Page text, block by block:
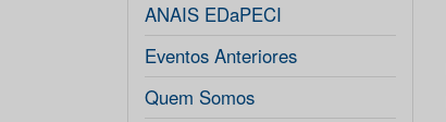
ANAIS EDaPECI
Eventos Anteriores
Quem Somos